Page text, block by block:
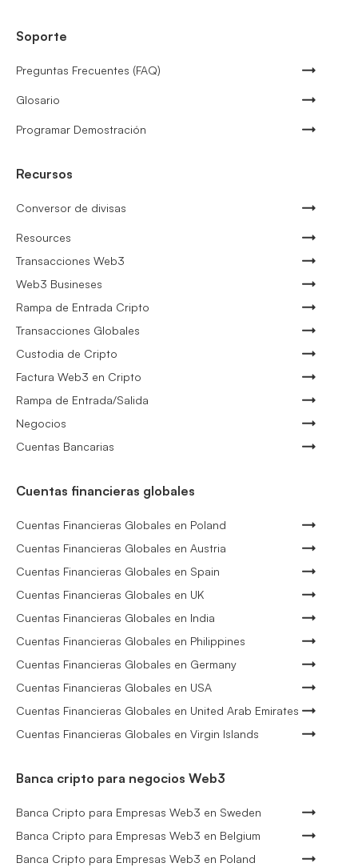
Soporte
Preguntas Frecuentes (FAQ)
Glosario
Programar Demostración
Recursos
Conversor de divisas
Resources
Transacciones Web3
Web3 Busineses
Rampa de Entrada Cripto
Transacciones Globales
Custodia de Cripto
Factura Web3 en Cripto
Rampa de Entrada/Salida
Negocios
Cuentas Bancarias
Cuentas financieras globales
Cuentas Financieras Globales en Poland
Cuentas Financieras Globales en Austria
Cuentas Financieras Globales en Spain
Cuentas Financieras Globales en UK
Cuentas Financieras Globales en India
Cuentas Financieras Globales en Philippines
Cuentas Financieras Globales en Germany
Cuentas Financieras Globales en USA
Cuentas Financieras Globales en United Arab Emirates
Cuentas Financieras Globales en Virgin Islands
Banca cripto para negocios Web3
Banca Cripto para Empresas Web3 en Sweden
Banca Cripto para Empresas Web3 en Belgium
Banca Cripto para Empresas Web3 en Poland